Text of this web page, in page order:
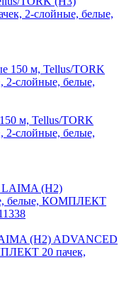
2-слойные, белые,
м, Tellus/TORK
слойные, белые,
(H2) ADVANCED
20 пачек,